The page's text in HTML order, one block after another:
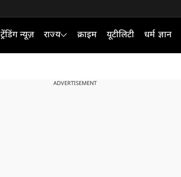
ट्रेंडिंग न्यूज़ राज्य क्राइम यूटीलिटी धर्म ज्ञान
ADVERTISEMENT